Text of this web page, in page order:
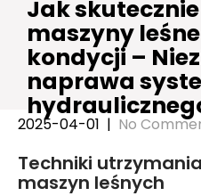
Jak
maszyny
kondycji –
naprawa
2025-04-01 | No
Techniki
maszyn leśnych